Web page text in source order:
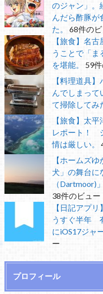
のジャン」。
んだら酢豚が
た。
68件の
【旅食】名
うことで「ま
を堪能。
59
【料理道具
んでしまって
て掃除してみ
【旅食】太
レポート！
情は厳しい。
【ホームズ
犬」の舞台に
（Dartmoor)
38件のビュー
【日記アプ
うすぐ半年
にiOS17ジャ
ー
プロフィール